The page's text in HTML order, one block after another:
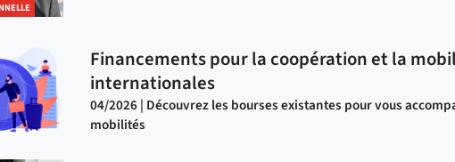
Financements pour la coopération et la
internationales
04/2026 | Découvrez les bourses existantes pour vous
mobilités